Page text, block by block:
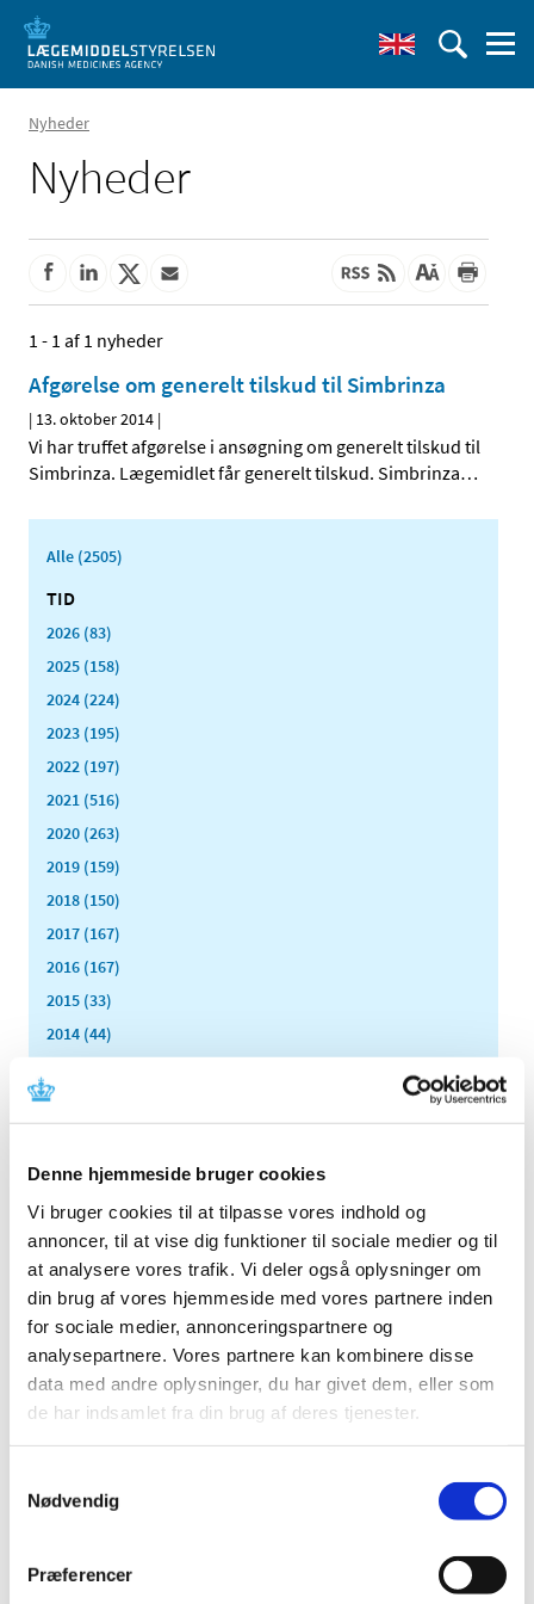
Denne hjemmeside bruger cookies
Vi bruger cookies til at tilpasse vores indhold og
annoncer, til at vise dig funktioner til sociale medier og til
at analysere vores trafik. Vi deler også oplysninger om
din brug af vores hjemmeside med vores partnere inden
for sociale medier, annonceringspartnere og
analysepartnere. Vores partnere kan kombinere disse
data med andre oplysninger, du har givet dem, eller som
de har indsamlet fra din brug af deres tjenester.
Nødvendig
Præferencer
Nyheder
Nyheder
1 - 1 af 1 nyheder
Afgørelse om generelt tilskud til Simbrinza
| 13. oktober 2014 |
Vi har truffet afgørelse i ansøgning om generelt tilskud til
Simbrinza. Lægemidlet får generelt tilskud. Simbrinza…
Alle (2505)
TID
2026 (83)
2025 (158)
2024 (224)
2023 (195)
2022 (197)
2021 (516)
2020 (263)
2019 (159)
2018 (150)
2017 (167)
2016 (167)
2015 (33)
2014 (44)
december (3)
oktober (1)
august (4)
juli (2)
juni (8)
maj (2)
april (2)
februar (6)
januar (3)
2011 (13)
2009 (14)